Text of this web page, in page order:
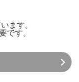
ます。
です。